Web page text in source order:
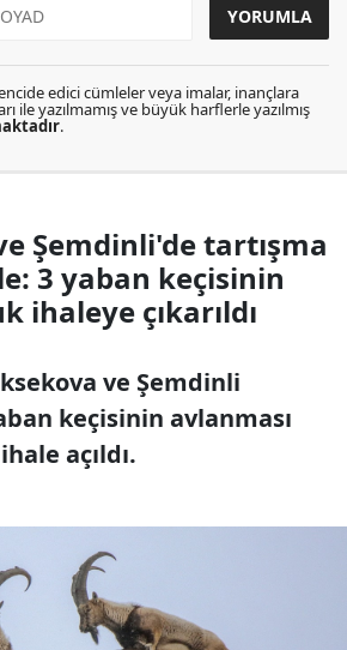
edici cümleler veya imalar, inançlara
ile yazılmamış ve büyük harflerle yazılmış
.
Şemdinli'de tartışma
3 yaban keçisinin
ihaleye çıkarıldı
ve Şemdinli
keçisinin avlanması
açıldı.